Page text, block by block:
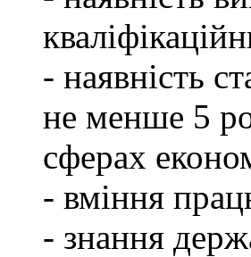
- наявність
не менше 5
сферах
- вміння
- знання